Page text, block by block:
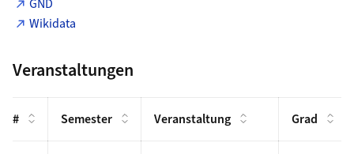
GND
Wikidata
Veranstaltungen
# Semester Veranstaltung Grad